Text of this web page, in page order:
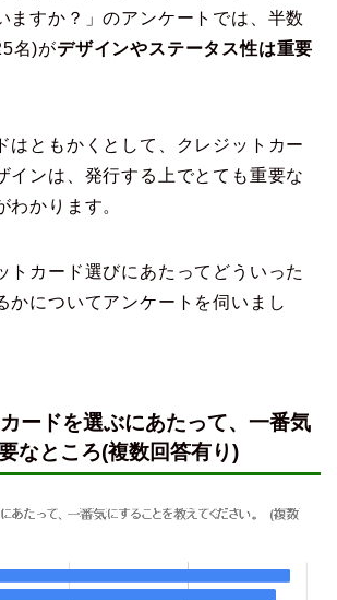
ますか？」のアンケートでは、半数
名)がデザインやステータス性は重要
はともかくとして、クレジットカー
インは、発行する上でとても重要な
わかります。
トカード選びにあたってどういった
かについてアンケートを伺いまし
ードを選ぶにあたって、一番気
なところ(複数回答有り)